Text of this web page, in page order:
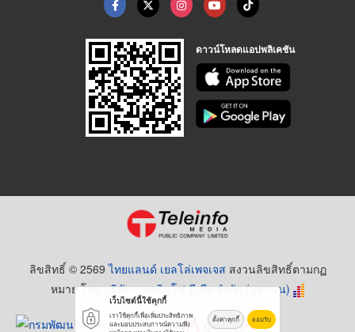
ดาวน์โหลดแอปพลิเคชัน
ลิขสิทธิ์ © 2569ไทยแลนด์ เยลโล่เพจเจส สงวนลิขสิทธิ์ตามกฏ
หมาย โดยบริษัท เทเลอินโฟ มีเดีย จำกัด (มหาชน)
เว็บไซต์นี้ใช้คุกกี้
เราใช้คุกกี้เพื่อเพิ่มประสิทธิภาพ
และมอบประสบการณ์ความพึง
ตั้งค่าคุกกี้ ยอมรับ